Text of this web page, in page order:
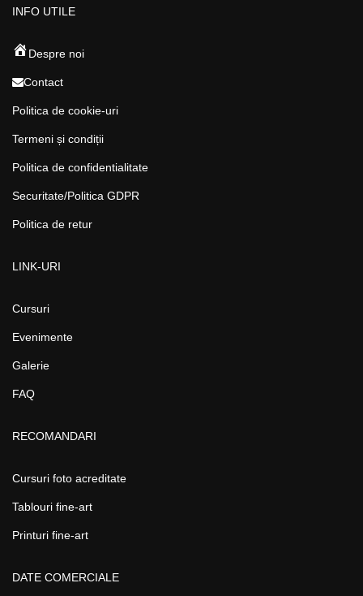
INFO UTILE
Despre noi
Contact
Politica de cookie-uri
Termeni și condiții
Politica de confidentialitate
Securitate/Politica GDPR
Politica de retur
LINK-URI
Cursuri
Evenimente
Galerie
FAQ
RECOMANDARI
Cursuri foto acreditate
Tablouri fine-art
Printuri fine-art
DATE COMERCIALE